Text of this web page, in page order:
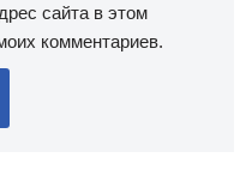
сайта в этом
комментариев.